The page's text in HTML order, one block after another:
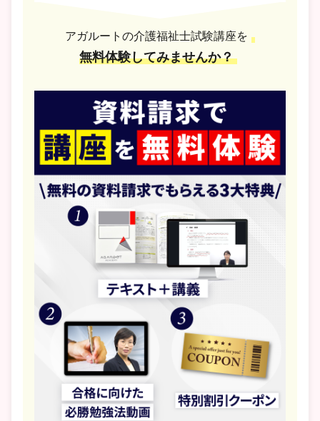
アガルートの介護福祉士試験講座を
無料体験してみませんか？